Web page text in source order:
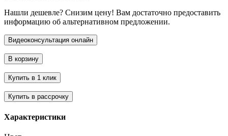
Нашли дешевле? Снизим цену! Вам достаточно предоставить
информацию об альтернативном предложении.
Характеристики